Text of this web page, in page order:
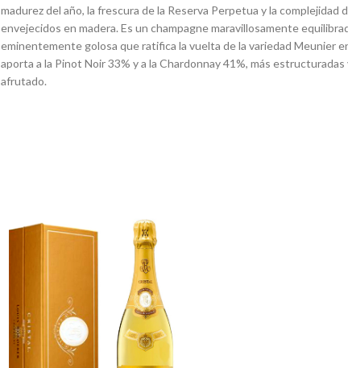
madurez del año, la frescura de la Reserva Perpetua y la complejidad
envejecidos en madera. Es un champagne maravillosamente
eminentemente golosa que ratifica la vuelta de la variedad Meunier
aporta a la Pinot Noir 33% y a la Chardonnay 41%, más estructuradas
afrutado.